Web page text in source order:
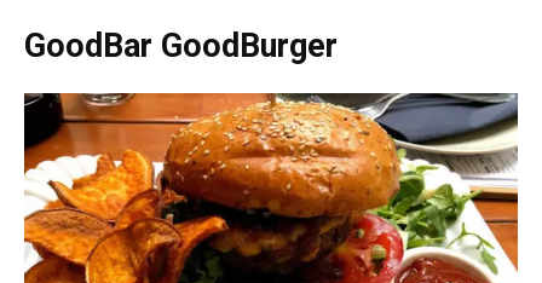
GoodBar GoodBurger